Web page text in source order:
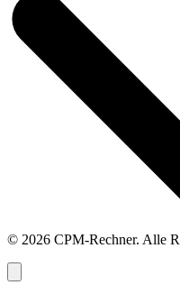
© 2026 CPM-Rechner. Alle